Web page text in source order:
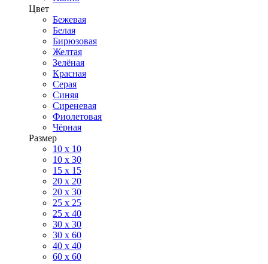
Цвет
Бежевая
Белая
Бирюзовая
Желтая
Зелёная
Красная
Серая
Синяя
Сиреневая
Фиолетовая
Чёрная
Размер
10 х 10
10 x 30
15 x 15
20 х 20
20 x 30
25 x 25
25 x 40
30 x 30
30 х 60
40 х 40
60 х 60